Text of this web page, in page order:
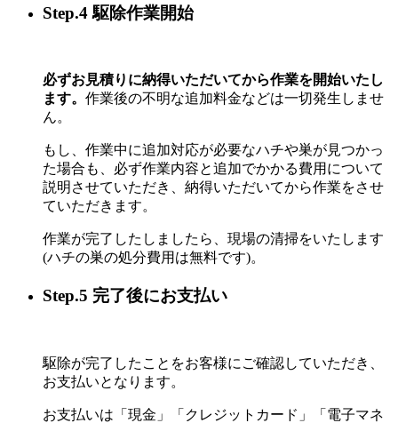
Step.4 駆除作業開始
必ずお見積りに納得いただいてから作業を開始いたし
ます。 作業後の不明な追加料金などは一切発生しませ
ん。
もし、作業中に追加対応が必要なハチや巣が見つかっ
た場合も、必ず作業内容と追加でかかる費用について
説明させていただき、納得いただいてから作業をさせ
ていただきます。
作業が完了したしましたら、現場の清掃をいたします
(ハチの巣の処分費用は無料です)。
Step.5 完了後にお支払い
駆除が完了したことをお客様にご確認していただき、
お支払いとなります。
お支払いは「現金」「クレジットカード」「電子マネ